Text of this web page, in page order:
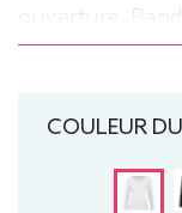
ouverture,
Coutures
rond, Bio /
COULEUR